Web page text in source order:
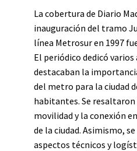
La cobertura de Diario
inauguración del tramo
línea Metrosur en 1997
El periódico dedicó
destacaban la
del metro para la ciudad
habitantes. Se
movilidad y la conexión
de la ciudad. Asimismo,
aspectos técnicos y